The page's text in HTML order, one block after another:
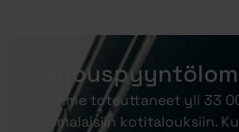
Olemme toteuttaneet yli 33
suomalaisiin kotitalouksiin.